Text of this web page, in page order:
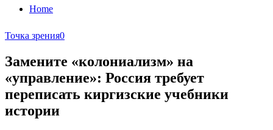
Home
Точка зрения0
Замените «колониализм» на
«управление»: Россия требует
переписать киргизские учебники
истории